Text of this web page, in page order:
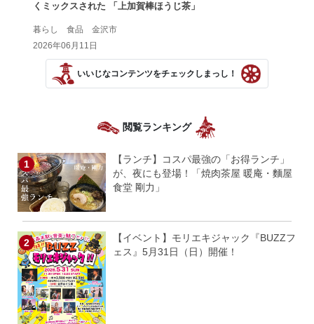
くミックスされた 「上加賀棒ほうじ茶」
暮らし 食品 金沢市
2026年06月11日
いいじなコンテンツをチェックしまっし！
閲覧ランキング
【ランチ】コスパ最強の「お得ランチ」
が、夜にも登場！「焼肉茶屋 暖庵・麵屋
食堂 剛力」
【イベント】モリエキジャック『BUZZフ
ェス』5月31日（日）開催！